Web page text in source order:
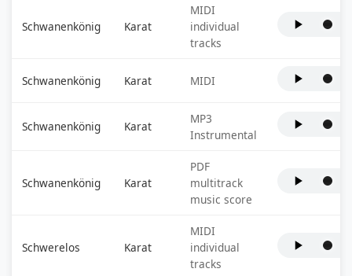
Schwanenkönig Karat
MIDI
individual
tracks
Schwanenkönig Karat MIDI
Schwanenkönig Karat
MP3
Instrumental
Schwanenkönig Karat
PDF
multitrack
music score
Schwerelos Karat
MIDI
individual
tracks